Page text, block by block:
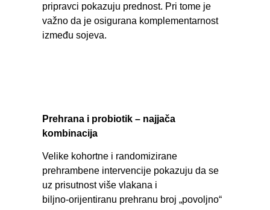
pripravci pokazuju prednost. Pri tome je
važno da je osigurana komplementarnost
između sojeva.
Prehrana i probiotik – najjača
kombinacija
Velike kohortne i randomizirane
prehrambene intervencije pokazuju da se
uz prisutnost više vlakana i
biljno‑orijentiranu prehranu broj „povoljno“